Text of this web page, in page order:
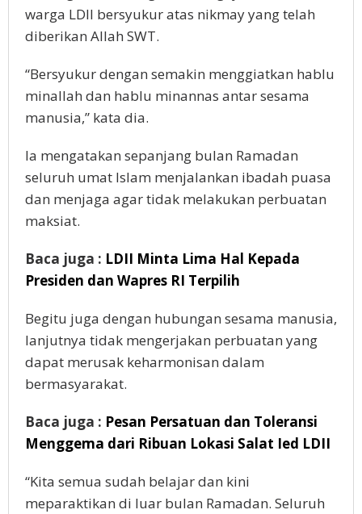
warga LDII bersyukur atas nikmay yang telah
diberikan Allah SWT.
“Bersyukur dengan semakin menggiatkan hablu
minallah dan hablu minannas antar sesama
manusia,” kata dia.
Ia mengatakan sepanjang bulan Ramadan
seluruh umat Islam menjalankan ibadah puasa
dan menjaga agar tidak melakukan perbuatan
maksiat.
Baca juga : LDII Minta Lima Hal Kepada
Presiden dan Wapres RI Terpilih
Begitu juga dengan hubungan sesama manusia,
lanjutnya tidak mengerjakan perbuatan yang
dapat merusak keharmonisan dalam
bermasyarakat.
Baca juga : Pesan Persatuan dan Toleransi
Menggema dari Ribuan Lokasi Salat Ied LDII
“Kita semua sudah belajar dan kini
meparaktikan di luar bulan Ramadan. Seluruh